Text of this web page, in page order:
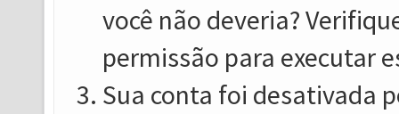
você não deveria?
permissão para executar
Sua conta foi desativada